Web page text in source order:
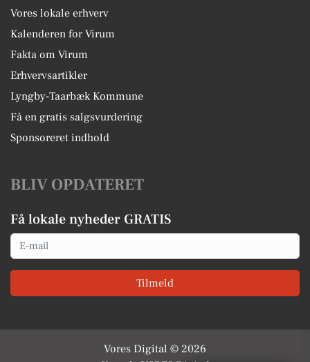
Vores lokale erhverv
Kalenderen for Virum
Fakta om Virum
Erhvervsartikler
Lyngby-Taarbæk Kommune
Få en gratis salgsvurdering
Sponsoreret indhold
BLIV OPDATERET
Få lokale nyheder GRATIS
Email
Tilmeld
Vores Digital © 2026